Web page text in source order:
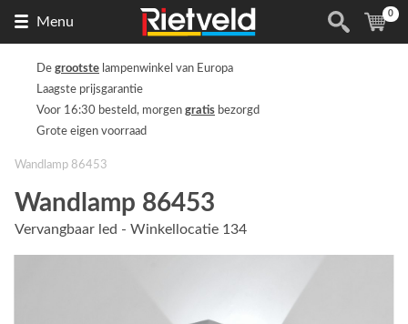
Menu
de
(
0
De grootste lampenwinkel van Europa
Laagste prijsgarantie
Voor 16:30 besteld, morgen gratis bezorgd
Grote eigen voorraad
Wandlamp 86453
Wandlamp 86453
Vervangbaar led - Winkellocatie 134